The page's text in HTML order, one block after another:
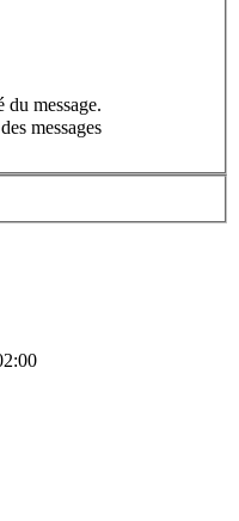
message.
messages